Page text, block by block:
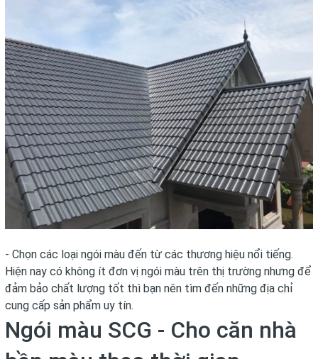
- Chọn các loại ngói màu đến từ các thương hiệu nổi tiếng.
Hiện nay có không ít đơn vị ngói màu trên thị trường nhưng để
đảm bảo chất lượng tốt thì bạn nên tìm đến những địa chỉ
cung cấp sản phẩm uy tín.
Ngói màu SCG - Cho căn nhà